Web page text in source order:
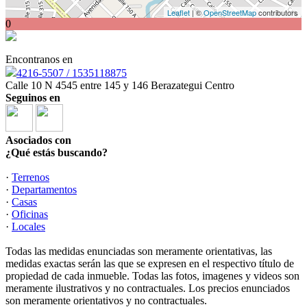
Leaflet | ©OpenStreetMapcontributors
0
Encontranos en
4216-5507 / 1535118875
Calle 10 N 4545 entre 145 y 146 Berazategui Centro
Seguinos en
Asociados con
¿Qué estás buscando?
· Terrenos
· Departamentos
· Casas
· Oficinas
· Locales
Todas las medidas enunciadas son meramente orientativas, las
medidas exactas serán las que se expresen en el respectivo título de
propiedad de cada inmueble. Todas las fotos, imagenes y videos son
meramente ilustrativos y no contractuales. Los precios enunciados
son meramente orientativos y no contractuales.